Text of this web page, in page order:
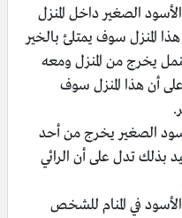
الصغير داخل المنزل
المنزل سوف يمتلئ بالخير
يخرج من المنزل ومعه
أن هذا المنزل سوف
الصغير يخرج من أحد
بذلك تدل على أن الرائي
في المنام للشخص